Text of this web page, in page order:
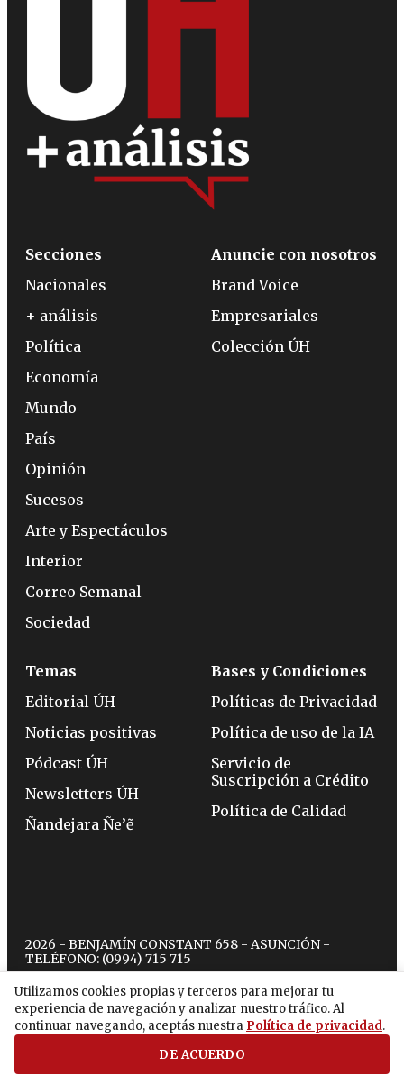
Utilizamos cookies propias y terceros para mejorar tu
experiencia de navegación y analizar nuestro tráfico. Al
continuar navegando, aceptás nuestra Política de privacidad.
DE ACUERDO
Secciones
Nacionales
+ análisis
Política
Economía
Mundo
País
Opinión
Sucesos
Arte y Espectáculos
Interior
Correo Semanal
Sociedad
Anuncie con nosotros
Brand Voice
Empresariales
Colección ÚH
Temas
Editorial ÚH
Noticias positivas
Pódcast ÚH
Newsletters ÚH
Ñandejara Ñe’ẽ
Bases y Condiciones
Políticas de Privacidad
Política de uso de la IA
Servicio de
Suscripción a Crédito
Política de Calidad
2026 - BENJAMÍN CONSTANT 658 - ASUNCIÓN -
TELÉFONO: (0994) 715 715
twitterinstagram
facebook
tiktokyoutubespotify